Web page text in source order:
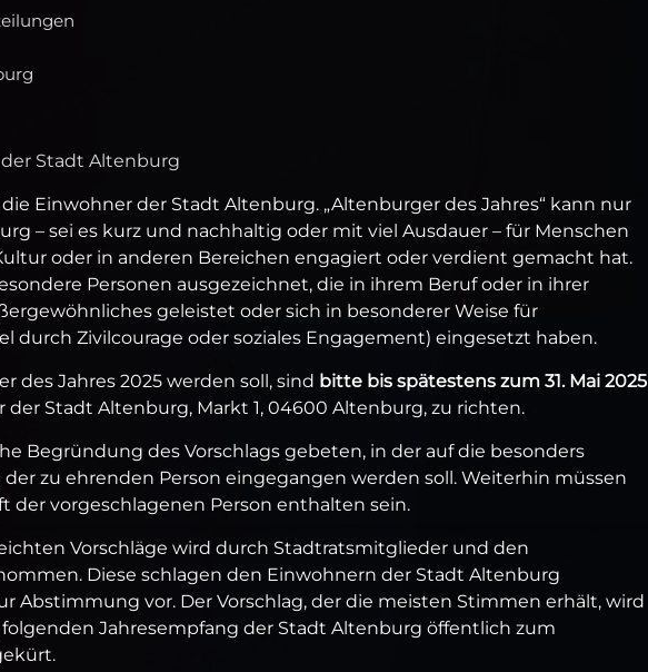
Stadt Altenburg
Einwohner der Stadt Altenburg. „Altenburger des Jahres“ kann nur
– sei es kurz und nachhaltig oder mit viel Ausdauer – für Menschen
oder in anderen Bereichen engagiert oder verdient gemacht hat.
Personen ausgezeichnet, die in ihrem Beruf oder in ihrer
geleistet oder sich in besonderer Weise für
durch Zivilcourage oder soziales Engagement) eingesetzt haben.
des Jahres 2025 werden soll, sind bitte bis spätestens zum 31. Mai 2025
Stadt Altenburg, Markt 1, 04600 Altenburg, zu richten.
Begründung des Vorschlags gebeten, in der auf die besonders
zu ehrenden Person eingegangen werden soll. Weiterhin müssen
der vorgeschlagenen Person enthalten sein.
Vorschläge wird durch Stadtratsmitglieder und den
Diese schlagen den Einwohnern der Stadt Altenburg
Abstimmung vor. Der Vorschlag, der die meisten Stimmen erhält, wird
Jahresempfang der Stadt Altenburg öffentlich zum